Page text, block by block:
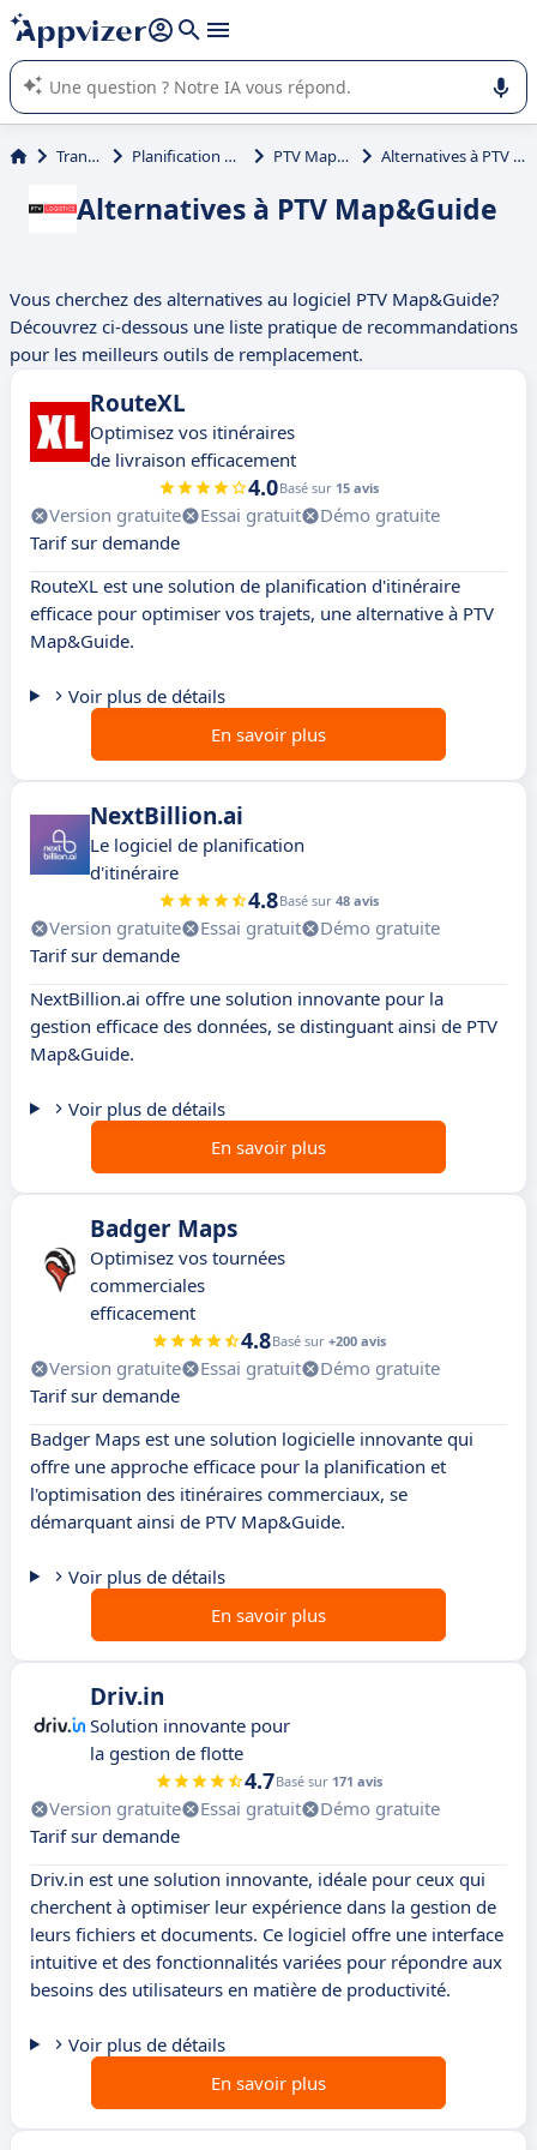
répondre (plusieurs lignes avec
L'IA de Appvizer vous guide dans l'utilisation ou la sélection de
logiciel SaaS en entreprise.
Transport Planification d'itinéraire PTV Map&Guide Alternatives à PTV Map&Guide
Alternatives à PTV Map&Guide
Vous cherchez des alternatives au logiciel PTV Map&Guide?
Découvrez ci-dessous une liste pratique de recommandations
pour les meilleurs outils de remplacement.
RouteXL
Optimisez vos itinéraires
de livraison efficacement
4.0Basé sur 15 avis
Version gratuite Essai gratuit
Démo gratuite
Tarif sur demande
RouteXL est une solution de planification d'itinéraire
efficace pour optimiser vos trajets, une alternative à PTV
Map&Guide.
Voir plus de détails
En savoir plus
NextBillion.ai
Le logiciel de planification
d'itinéraire
4.8Basé sur 48 avis
Version gratuite Essai gratuit
Démo gratuite
Tarif sur demande
NextBillion.ai offre une solution innovante pour la
gestion efficace des données, se distinguant ainsi de PTV
Map&Guide.
Voir plus de détails
En savoir plus
Badger Maps
Optimisez vos tournées
commerciales
efficacement
4.8Basé sur +200 avis
Version gratuite Essai gratuit
Démo gratuite
Tarif sur demande
Badger Maps est une solution logicielle innovante qui
offre une approche efficace pour la planification et
l'optimisation des itinéraires commerciaux, se
démarquant ainsi de PTV Map&Guide.
Voir plus de détails
En savoir plus
Driv.in
Solution innovante pour
la gestion de flotte
4.7Basé sur 171 avis
Version gratuite Essai gratuit
Démo gratuite
Tarif sur demande
Driv.in est une solution innovante, idéale pour ceux qui
cherchent à optimiser leur expérience dans la gestion de
leurs fichiers et documents. Ce logiciel offre une interface
intuitive et des fonctionnalités variées pour répondre aux
besoins des utilisateurs en matière de productivité.
Voir plus de détails
En savoir plus